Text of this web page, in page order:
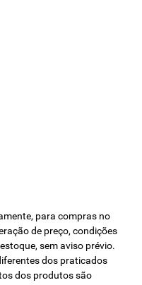
para compras no
de preço, condições
sem aviso prévio.
dos praticados
dos produtos são